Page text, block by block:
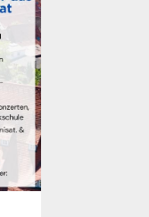
für
und